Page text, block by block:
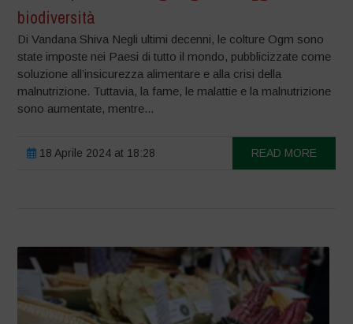
biodiversità
Di Vandana Shiva Negli ultimi decenni, le colture Ogm sono
state imposte nei Paesi di tutto il mondo, pubblicizzate come
soluzione all’insicurezza alimentare e alla crisi della
malnutrizione. Tuttavia, la fame, le malattie e la malnutrizione
sono aumentate, mentre...
18 Aprile 2024 at 18:28 READ MORE